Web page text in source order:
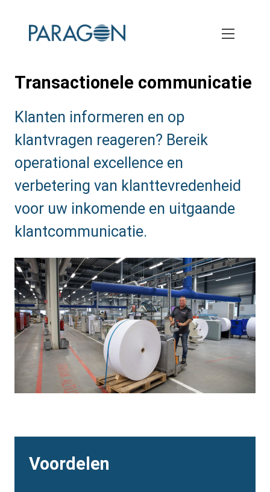
Transactionele communicatie
Subtitle:
Klanten informeren en op
klantvragen reageren? Bereik
operational excellence en
verbetering van klanttevredenheid
voor uw inkomende en uitgaande
klantcommunicatie.
Voordelen